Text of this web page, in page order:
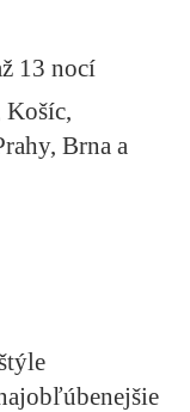
13 nocí
Košíc,
Brna a